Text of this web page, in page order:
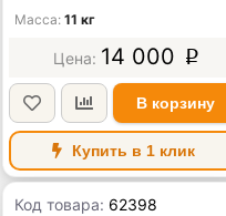
Масса 11 кг
14 000 p
В корзину
Купить в 1 клик
Код товара: 62398